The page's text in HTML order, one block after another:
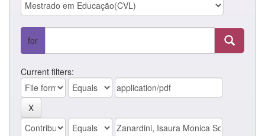
for
Current filters: